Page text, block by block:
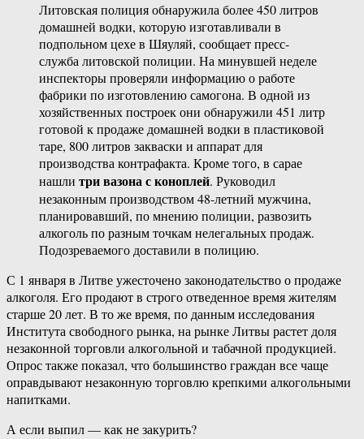
Литовская полиция обнаружила более 450 литров
домашней водки, которую изготавливали в
подпольном цехе в Шяуляй, сообщает пресс-
служба литовской полиции. На минувшей неделе
инспекторы проверяли информацию о работе
фабрики по изготовлению самогона. В одной из
хозяйственных построек они обнаружили 451 литр
готовой к продаже домашней водки в пластиковой
таре, 800 литров закваски и аппарат для
производства контрафакта. Кроме того, в сарае
нашли три вазона с коноплей. Руководил
незаконным производством 48-летний мужчина,
планировавший, по мнению полиции, развозить
алкоголь по разным точкам нелегальных продаж.
Подозреваемого доставили в полицию.
С 1 января в Литве ужесточено законодательство о продаже
алкоголя. Его продают в строго отведенное время жителям
старше 20 лет. В то же время, по данным исследования
Института свободного рынка, на рынке Литвы растет доля
незаконной торговли алкогольной и табачной продукцией.
Опрос также показал, что большинство граждан все чаще
оправдывают незаконную торговлю крепкими алкогольными
напитками.
А если выпил — как не закурить?